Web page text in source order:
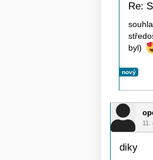
Re:
byl)
nový
11.
diky